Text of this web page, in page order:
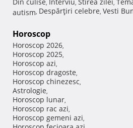
, , ,
autism, Despărţiri celebre, Vesti
Horoscop
Horoscop 2026,
Horoscop 2025,
Horoscop azi,
Horoscop dragoste,
Horoscop chinezesc,
Astrologie,
Horoscop lunar,
Horoscop rac azi,
Horoscop gemeni azi,